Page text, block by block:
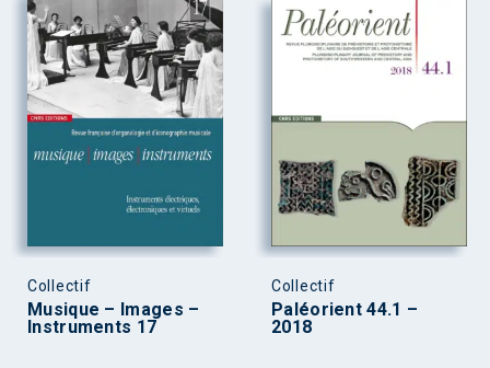
Collectif
Musique – Images –
Instruments 17
Collectif
Paléorient 44.1 –
2018